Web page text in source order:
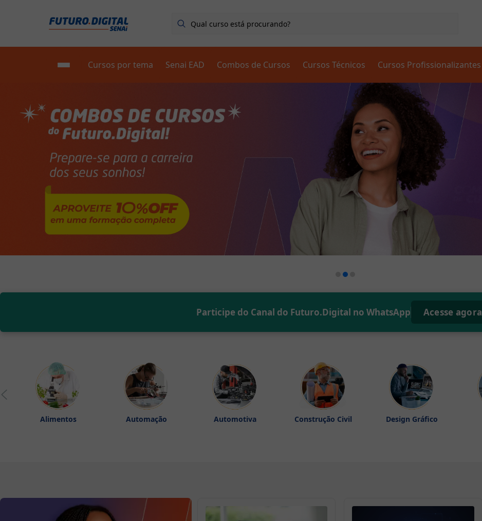
Blog
Primeiros Passos
Sobre nós
🟢 Fale com um consultor
Cursos por tema Senai EAD Combos de Cursos Cursos Técnicos Cursos Profissionalizantes
Participe do Canal do Futuro.Digital no WhatsApp Acesse agora
Alimentos Automação Automotiva Construção Civil Design Gráfico